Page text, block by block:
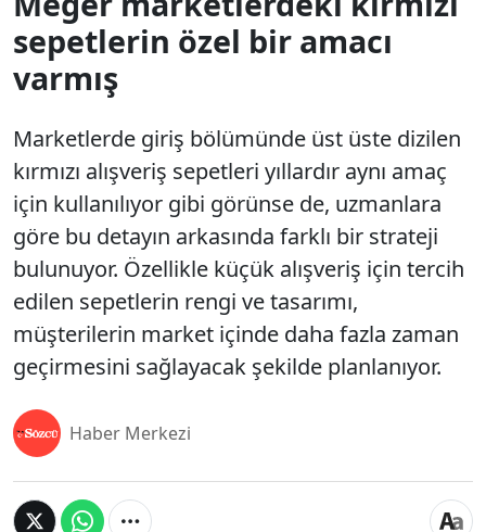
sepetlerin özel bir amacı
varmış
Marketlerde giriş bölümünde üst üste dizilen
kırmızı alışveriş sepetleri yıllardır aynı amaç
için kullanılıyor gibi görünse de, uzmanlara
göre bu detayın arkasında farklı bir strateji
bulunuyor. Özellikle küçük alışveriş için tercih
edilen sepetlerin rengi ve tasarımı,
müşterilerin market içinde daha fazla zaman
geçirmesini sağlayacak şekilde planlanıyor.
Haber Merkezi